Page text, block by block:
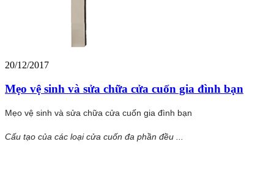
20/12/2017
Mẹo vệ sinh và sửa chữa cửa cuốn gia đình bạn
Mẹo vệ sinh và sửa chữa cửa cuốn gia đình bạn
Cấu tạo của các loại cửa cuốn đa phần đều ...